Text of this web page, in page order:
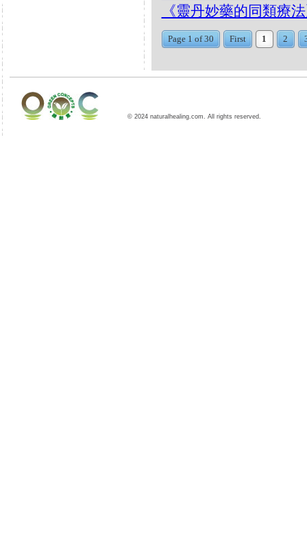
《靈丹妙藥的同類療
Page 1 of 30 First 1 2
© 2024 naturalhealing.com. All rights reserved.